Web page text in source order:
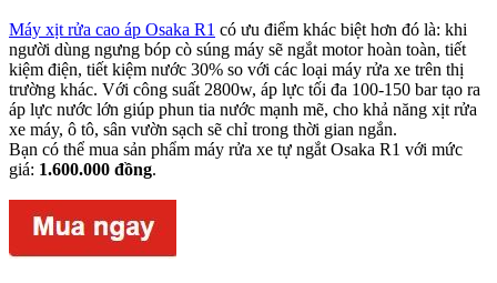
Máy xịt rửa cao áp Osaka R1 có ưu điểm khác biệt hơn đó là: khi
người dùng ngưng bóp cò súng máy sẽ ngắt motor hoàn toàn, tiết
kiệm điện, tiết kiệm nước 30% so với các loại máy rửa xe trên thị
trường khác. Với công suất 2800w, áp lực tối đa 100-150 bar tạo ra
áp lực nước lớn giúp phun tia nước mạnh mẽ, cho khả năng xịt rửa
xe máy, ô tô, sân vườn sạch sẽ chỉ trong thời gian ngắn.
Bạn có thể mua sản phẩm máy rửa xe tự ngắt Osaka R1 với mức
giá: 1.600.000 đồng.